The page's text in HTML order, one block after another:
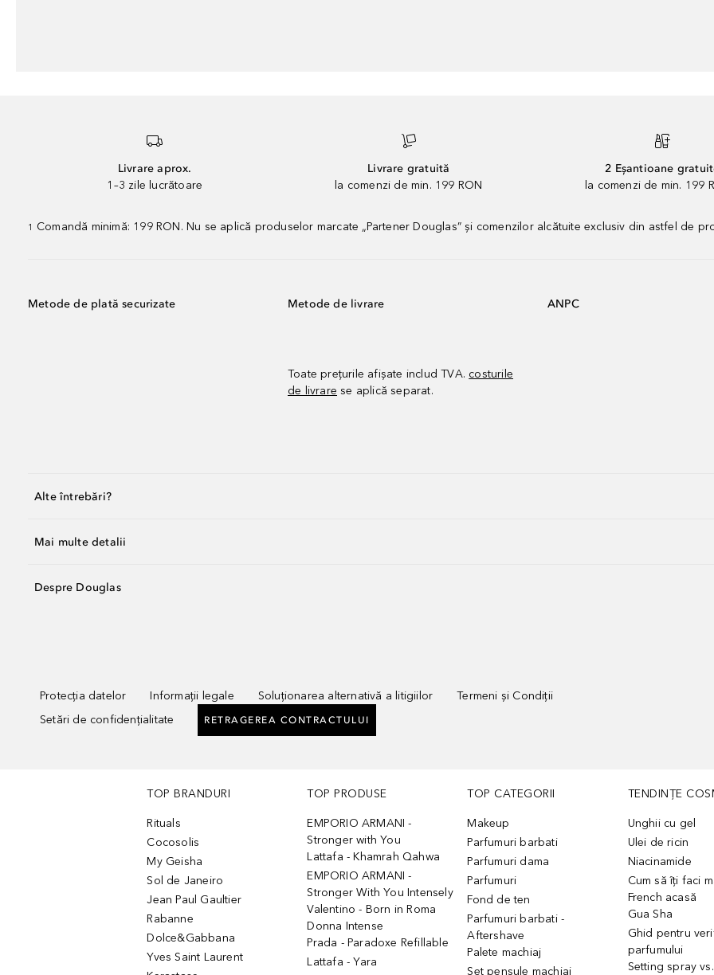
Livrare aprox.
1–3 zile lucrătoare
Livrare gratuită
la comenzi de min. 199 RON
2 Eșantioane
la comenzi de min. 199
1 Comandă minimă: 199 RON. Nu se aplică produselor marcate „Partener Douglas” și comenzilor alcătuite exclusiv din astfel de
Metode de plată securizate Metode de livrare
Toate prețurile afișate includ TVA. costurile
de livrare se aplică separat.
ANPC
Alte întrebări?
Mai multe detalii
Despre Douglas
Protecția datelor Informații legale Soluționarea alternativă a litigiilor
Termeni și Condiții
Setări de confidențialitate
RETRAGEREA CONTRACTULUI
TOP BRANDURI
Rituals
Cocosolis
My Geisha
Sol de Janeiro
Jean Paul Gaultier
Rabanne
Dolce&Gabbana
Yves Saint Laurent
TOP PRODUSE
EMPORIO ARMANI -
Stronger with You
Lattafa - Khamrah Qahwa
EMPORIO ARMANI -
Stronger With You Intensely
Valentino - Born in Roma
Donna Intense
Prada - Paradoxe Refillable
Lattafa - Yara
TOP CATEGORII
Makeup
Parfumuri barbati
Parfumuri dama
Parfumuri
Fond de ten
Parfumuri barbati -
Aftershave
Palete machiaj
Set pensule machiaj
TENDINȚE
Unghii cu gel
Ulei de ricin
Niacinamide
Cum să îți faci
French acasă
Gua Sha
Ghid pentru
parfumului
Setting spray